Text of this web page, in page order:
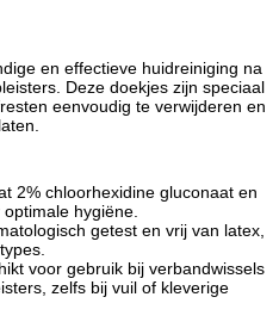
en effectieve huidreiniging na
Deze doekjes zijn speciaal
eenvoudig te verwijderen en
2% chloorhexidine gluconaat en
hygiëne.
getest en vrij van latex,
voor gebruik bij verbandwissels
zelfs bij vuil of kleverige